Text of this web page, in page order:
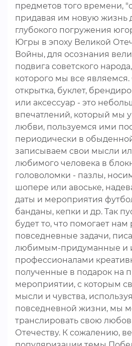
предметов того времени,
придавая им новую жизнь
глубокого погружения
Югры в эпоху Великой
Войны, для осознания
подвига советского
которого мы все
открытка, буклет,
или аксессуар - это
впечатлений, который мы
любви, пользуемся ими
периодически в
записываем свои мысли
любимого человека в
головоломки - пазлы,
шопере или авоське,
даты и мероприятия
банданы, кепки и др. Так
будет то, что помогает нам
повседневные задачи,
любимым-придуманные и
профессионалами
полученные в подарок на
мероприятии, с которым
мысли и чувства,
повседневной жизни, мы
транслировать свою
Отечеству. К сожалению,